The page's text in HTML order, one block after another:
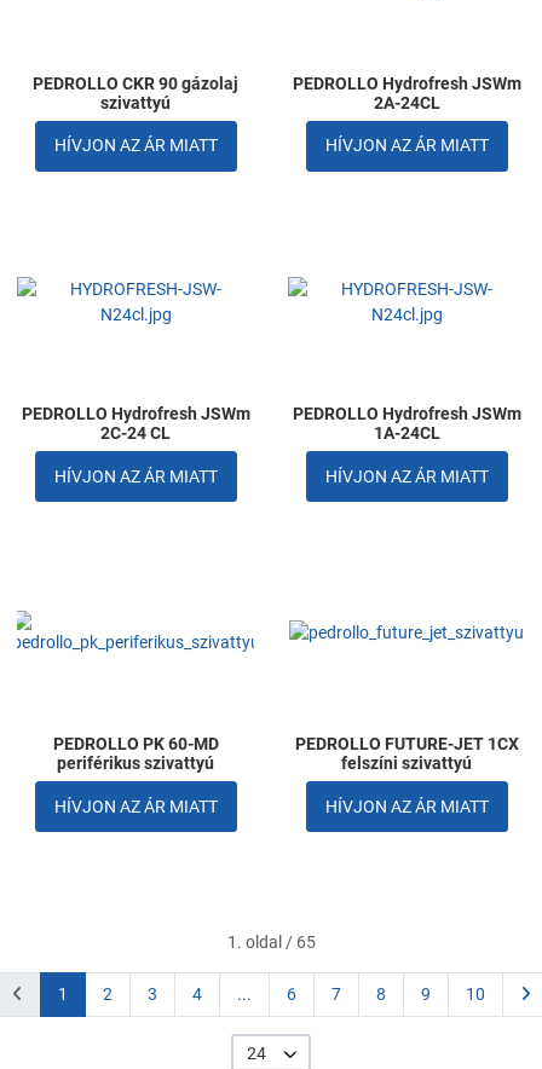
PEDROLLO CKR 90 gázolaj
szivattyú
HÍVJON AZ ÁR MIATT
PEDROLLO Hydrofresh JSWm
2A-24CL
HÍVJON AZ ÁR MIATT
Összehasonlítom
PEDROLLO Hydrofresh JSWm
2C-24 CL
HÍVJON AZ ÁR MIATT
PEDROLLO Hydrofresh JSWm
1A-24CL
HÍVJON AZ ÁR MIATT
Összehasonlítom
PEDROLLO PK 60-MD
periférikus szivattyú
HÍVJON AZ ÁR MIATT
PEDROLLO FUTURE-JET 1CX
felszíni szivattyú
HÍVJON AZ ÁR MIATT
1. oldal / 65
1 2 3 4 ... 6 7 8 9 10
24